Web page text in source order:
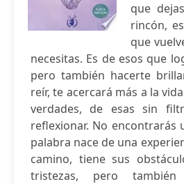
que
rincón,
que
necesitas. Es de esos que
pero también hacerte
reír, te acercará más a la
verdades, de esas sin
reflexionar. No encontrarás
palabra nace de una
camino, tiene sus
tristezas, pero